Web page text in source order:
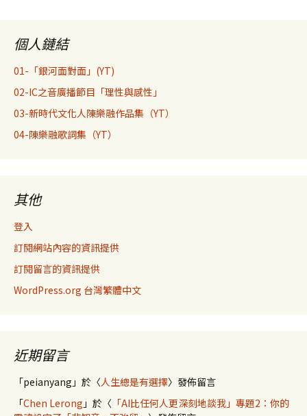
個人鏈結
01-「銀河面對面」(YT)
02-IC之音廣播節目「理性與感性」
03-新時代文化人陳樂融作品集（YT）
04-陳樂融歌詞集（YT）
其他
登入
訂閱網站內容的資訊提供
訂閱留言的資訊提供
WordPress.org 台灣繁體中文
近期留言
「peianyang 」於〈人生總是有選擇〉發佈留言
「Chen Lerong 」於〈 「AI比任何人更深刻地談我」專題2：你的